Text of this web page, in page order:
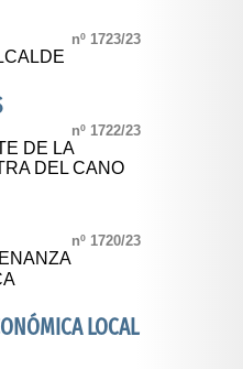
nº 1723/23
nº 1722/23
DE LA
DEL CANO
nº 1720/23
LOCAL